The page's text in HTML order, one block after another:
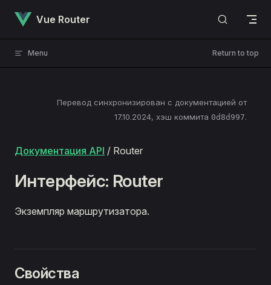
Skip to content
Vue Router
Menu Return to top
Перевод синхронизирован с документацией от
17.10.2024, хэш коммита 0d8d997.
Документация API / Router
Интерфейс: Router
Экземпляр маршрутизатора.
Свойства